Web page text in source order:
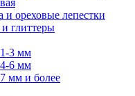
и ореховые лепестки
глиттеры
3 мм
6 мм
мм и более